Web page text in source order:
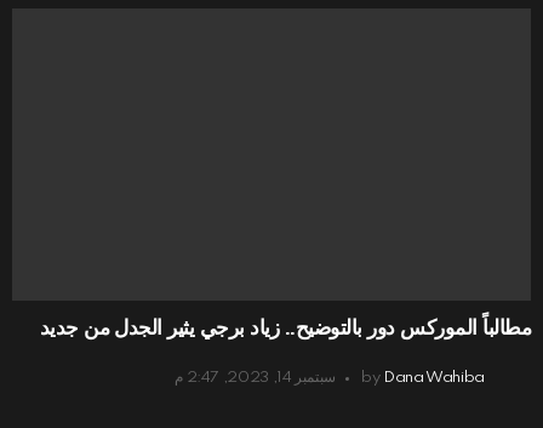
مطالباً الموركس دور بالتوضيح.. زياد برجي يثير الجدل من جديد
by Dana Wahiba سبتمبر 14, 2023, 2:47 م